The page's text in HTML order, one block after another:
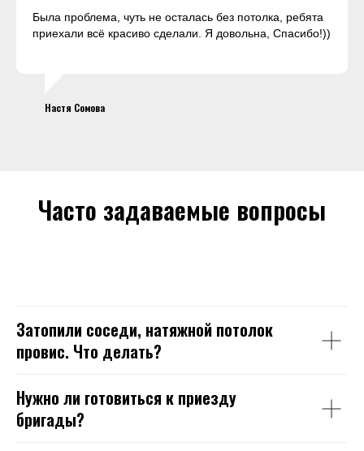
Была проблема, чуть не осталась без потолка, ребята
приехали всё красиво сделали. Я довольна, Спасибо!))
Настя Сомова
Часто задаваемые вопросы
Затопили соседи, натяжной потолок
провис. Что делать?
Нужно ли готовиться к приезду
бригады?